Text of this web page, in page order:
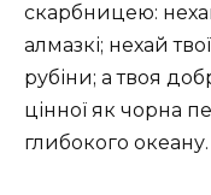
скарбницею:
алмазкі; нехай
рубіни; а твоя
цінної як чорна
глибокого океану.